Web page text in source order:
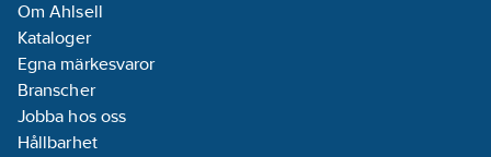
Om Ahlsell
Kataloger
Egna märkesvaror
Branscher
Jobba hos oss
Hållbarhet